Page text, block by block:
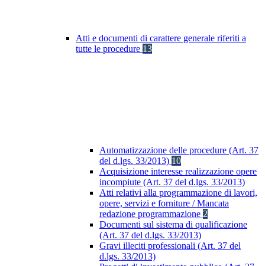
Atti e documenti di carattere generale riferiti a
tutte le procedure 13
Automatizzazione delle procedure (Art. 37
del d.lgs. 33/2013) 10
Acquisizione interesse realizzazione opere
incompiute (Art. 37 del d.lgs. 33/2013)
Atti relativi alla programmazione di lavori,
opere, servizi e forniture / Mancata
redazione programmazione 2
Documenti sul sistema di qualificazione
(Art. 37 del d.lgs. 33/2013)
Gravi illeciti professionali (Art. 37 del
d.lgs. 33/2013)